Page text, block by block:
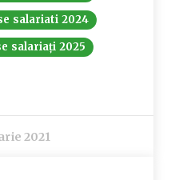
salariati 2024
salariați 2025
2021